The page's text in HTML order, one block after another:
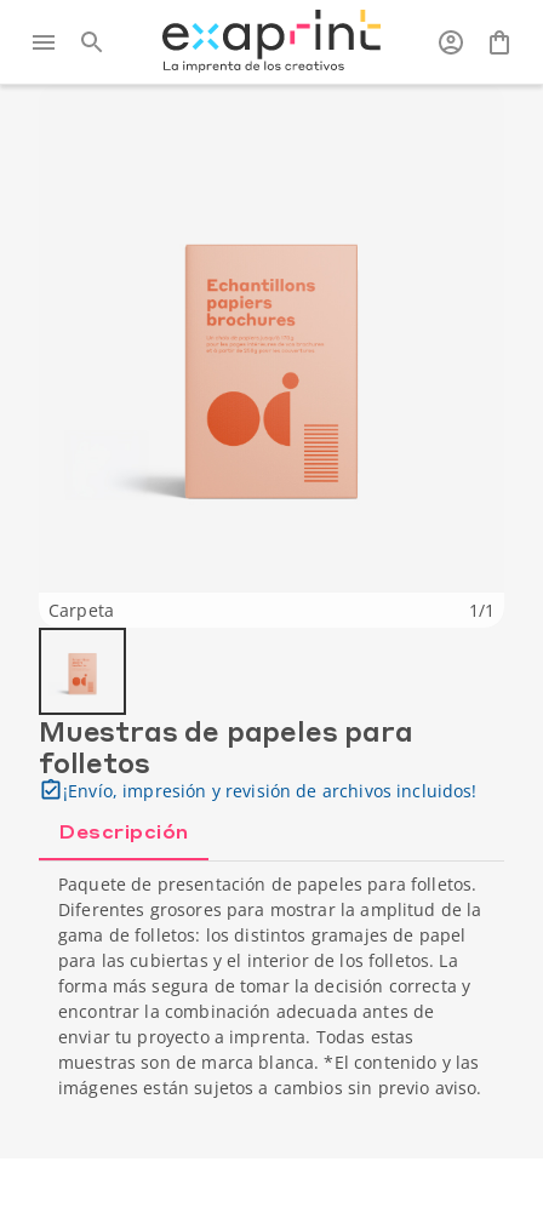
Carpeta 1/1
Muestras de papeles para
folletos
¡Envío, impresión y revisión de archivos incluidos!
Descripción
Paquete de presentación de papeles para folletos.
Diferentes grosores para mostrar la amplitud de la
gama de folletos: los distintos gramajes de papel
para las cubiertas y el interior de los folletos. La
forma más segura de tomar la decisión correcta y
encontrar la combinación adecuada antes de
enviar tu proyecto a imprenta. Todas estas
muestras son de marca blanca. *El contenido y las
imágenes están sujetos a cambios sin previo aviso.